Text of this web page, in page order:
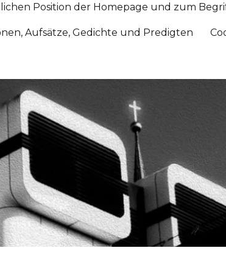
Position der Homepage und zum
Aufsätze, Gedichte und Predigten